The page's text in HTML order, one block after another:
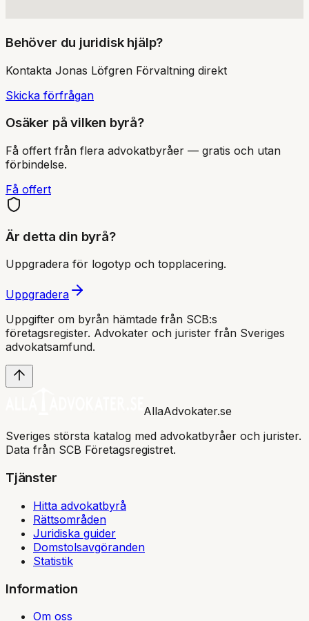
Behöver du juridisk hjälp?
Kontakta Jonas Löfgren Förvaltning direkt
Skicka förfrågan
Osäker på vilken byrå?
Få offert från flera advokatbyråer — gratis och utan
förbindelse.
Få offert
Är detta din byrå?
Uppgradera för logotyp och topplacering.
Uppgradera
Uppgifter om byrån hämtade från SCB:s
företagsregister. Advokater och jurister från Sveriges
advokatsamfund.
AllaAdvokater.se
Sveriges största katalog med advokatbyråer och jurister.
Data från SCB Företagsregistret.
Tjänster
Hitta advokatbyrå
Rättsområden
Juridiska guider
Domstolsavgöranden
Statistik
Information
Om oss